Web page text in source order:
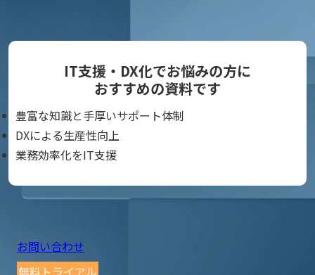
IT支援・DX化でお悩みの方に
おすすめの資料です
豊富な知識と手厚いサポート体制
DXによる生産性向上
業務効率化をIT支援
お問い合わせ